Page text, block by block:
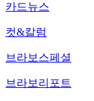
카드뉴스
컷&칼럼
브라보스페셜
브라보리포트